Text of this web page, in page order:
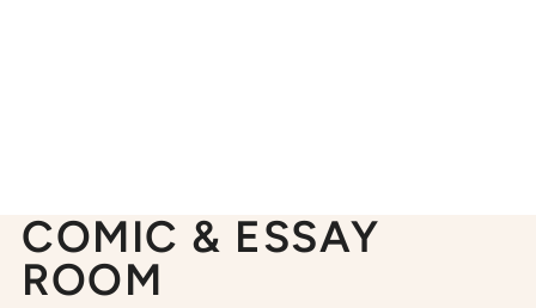
COMIC & ESSAY
ROOM